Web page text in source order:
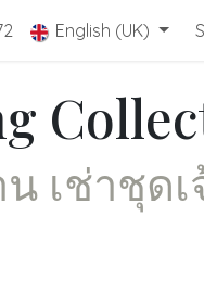
Us
English (UK)
เช่าชุดเ